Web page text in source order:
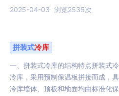
2025-04-03 浏览2535次
拼装式冷库
一、拼装式冷库的结构特点拼装式
冷库，采用预制保温板拼接而成，
冷库墙体、顶板和地面均由标准化